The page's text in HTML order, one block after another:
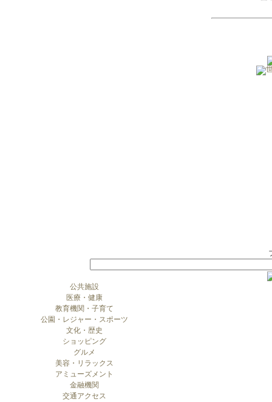
公共施設
医療・健康
教育機関・子育て
公園・レジャー・スポーツ
文化・歴史
ショッピング
グルメ
美容・リラックス
アミューズメント
金融機関
交通アクセス